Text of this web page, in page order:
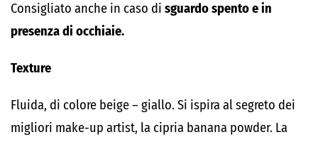
Consigliato anche in caso di sguardo spento e in
presenza di occhiaie.
Texture
Fluida, di colore beige – giallo. Si ispira al segreto dei
migliori make-up artist, la cipria banana powder. La